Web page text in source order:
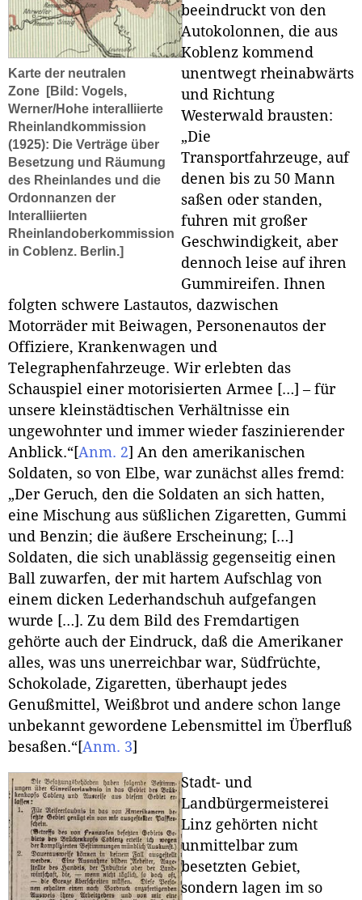
Karte der neutralen
Zone
[Bild: Vogels,
Werner/Hohe interalliierte
Rheinlandkommission
(1925): Die Verträge über
Besetzung und Räumung
des Rheinlandes und die
Ordonnanzen der
Interalliierten
Rheinlandoberkommission
in Coblenz. Berlin.]
beeindruckt von den
Autokolonnen, die aus
Koblenz kommend
unentwegt rheinabwärts
und Richtung
Westerwald brausten:
„Die
Transportfahrzeuge, auf
denen bis zu 50 Mann
saßen oder standen,
fuhren mit großer
Geschwindigkeit, aber
dennoch leise auf ihren
Gummireifen. Ihnen
folgten schwere Lastautos, dazwischen
Motorräder mit Beiwagen, Personenautos der
Offiziere, Krankenwagen und
Telegraphenfahrzeuge. Wir erlebten das
Schauspiel einer motorisierten Armee […] – für
unsere kleinstädtischen Verhältnisse ein
ungewohnter und immer wieder faszinierender
Anblick.“[Anm. 2] An den amerikanischen
Soldaten, so von Elbe, war zunächst alles fremd:
„Der Geruch, den die Soldaten an sich hatten,
eine Mischung aus süßlichen Zigaretten, Gummi
und Benzin; die äußere Erscheinung; […]
Soldaten, die sich unablässig gegenseitig einen
Ball zuwarfen, der mit hartem Aufschlag von
einem dicken Lederhandschuh aufgefangen
wurde […]. Zu dem Bild des Fremdartigen
gehörte auch der Eindruck, daß die Amerikaner
alles, was uns unerreichbar war, Südfrüchte,
Schokolade, Zigaretten, überhaupt jedes
Genußmittel, Weißbrot und andere schon lange
unbekannt gewordene Lebensmittel im Überfluß
besaßen.“[Anm. 3]
Stadt- und
Landbürgermeisterei
Linz gehörten nicht
unmittelbar zum
besetzten Gebiet,
sondern lagen im so